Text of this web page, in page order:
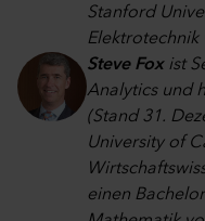
Stanford
Elektrotechnik
Steve Foxist
Analytics und
(Stand 31.
University of
einen